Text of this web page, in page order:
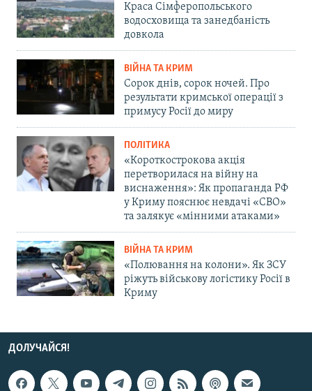
Краса Сімферопольського
водосховища та занедбаність
довкола
ВІЙНА ТА КРИМ
Сорок днів, сорок ночей. Про
результати кримської операції з
примусу Росії до миру
ПОЛІТИКА
«Короткострокова акція
перетворилася на війну на
виснаження»: Як пропаганда РФ
у Криму пояснює невдачі «СВО»
та залякує «мінними атаками»
ВІЙНА ТА КРИМ
«Полювання на колони». Як ЗСУ
ріжуть військову логістику Росії в
Криму
ДОЛУЧАЙСЯ!